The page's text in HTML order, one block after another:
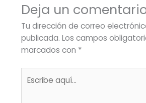
Deja un
Tu dirección de correo
publicada. Los campos
marcados con *
aquí...